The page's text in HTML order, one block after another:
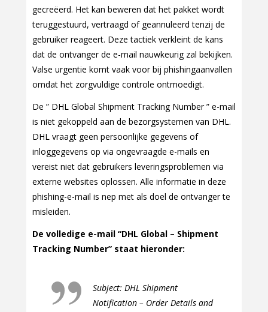
gecreëerd. Het kan beweren dat het pakket wordt
teruggestuurd, vertraagd of geannuleerd tenzij de
gebruiker reageert. Deze tactiek verkleint de kans
dat de ontvanger de e-mail nauwkeurig zal bekijken.
Valse urgentie komt vaak voor bij phishingaanvallen
omdat het zorgvuldige controle ontmoedigt.
De ” DHL Global Shipment Tracking Number ” e-mail
is niet gekoppeld aan de bezorgsystemen van DHL.
DHL vraagt geen persoonlijke gegevens of
inloggegevens op via ongevraagde e-mails en
vereist niet dat gebruikers leveringsproblemen via
externe websites oplossen. Alle informatie in deze
phishing-e-mail is nep met als doel de ontvanger te
misleiden.
De volledige e-mail “DHL Global – Shipment
Tracking Number” staat hieronder:
Subject: DHL Shipment
Notification – Order Details and